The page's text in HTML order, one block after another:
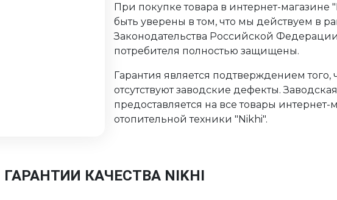
При покупке товара в интернет-магазине
быть уверены в том, что мы действуем в
Законодательства Российской
потребителя полностью защищены.
Гарантия является подтверждением того,
отсутствуют заводские дефекты.
предоставляется на все товары интернет-
отопительной техники "Nikhi".
ГАРАНТИИ КАЧЕСТВА NIKHI